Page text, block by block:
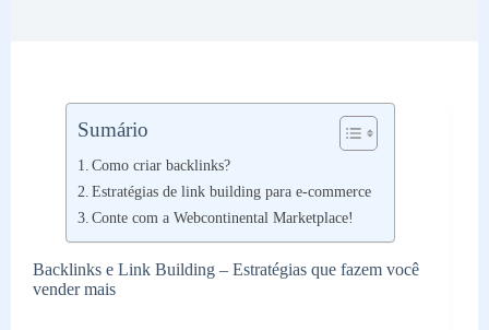
Sumário
Como criar backlinks?
Estratégias de link building para e-commerce
Conte com a Webcontinental Marketplace!
Backlinks e Link Building – Estratégias que fazem você
vender mais